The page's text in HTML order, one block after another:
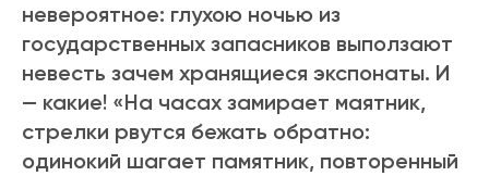
невероятное: глухою ночью из
государственных запасников выползают
невесть зачем хранящиеся экспонаты. И
— какие! «На часах замирает маятник,
стрелки рвутся бежать обратно:
одинокий шагает памятник, повторенный